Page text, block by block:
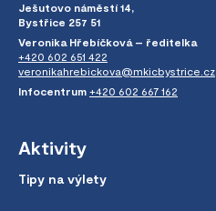
Ješutovo náměstí 14,
Bystřice 257 51
Veronika Hřebíčková – ředitelka
+420 602 651 422
veronikahrebickova@mkicbystrice.cz
Infocentrum +420 602 667 162
Aktivity
Tipy na výlety